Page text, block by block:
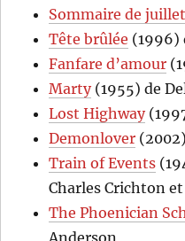
Sommaire de
Tête brûlée (1996)
Fanfare d’amour
Marty(1955) de
Lost Highway
Demonlover
Train of Events
Charles Crichton
The Phoenician